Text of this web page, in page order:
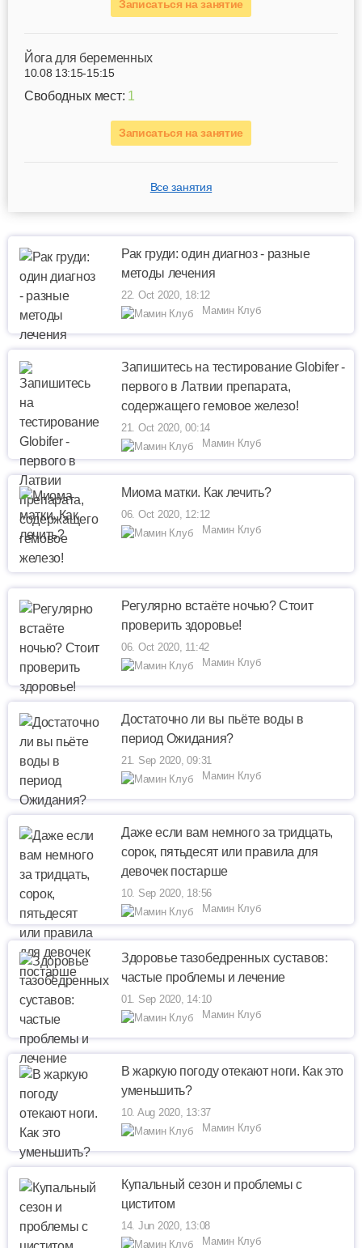
Записаться на занятие
Йога для беременных
10.08 13:15-15:15
Свободных мест: 1
Записаться на занятие
Все занятия
Рак груди: один диагноз - разные
методы лечения
22. Oct 2020, 18:12
Мамин Клуб
Запишитесь на тестирование Globifer -
первого в Латвии препарата,
содержащего гемовое железо!
21. Oct 2020, 00:14
Мамин Клуб
Миома матки. Как лечить?
06. Oct 2020, 12:12
Мамин Клуб
Регулярно встаёте ночью? Стоит
проверить здоровье!
06. Oct 2020, 11:42
Мамин Клуб
Достаточно ли вы пьёте воды в
период Ожидания?
21. Sep 2020, 09:31
Мамин Клуб
Даже если вам немного за тридцать,
сорок, пятьдесят или правила для
девочек постарше
10. Sep 2020, 18:56
Мамин Клуб
Здоровье тазобедренных суставов:
частые проблемы и лечение
01. Sep 2020, 14:10
Мамин Клуб
В жаркую погоду отекают ноги. Как это
уменьшить?
10. Aug 2020, 13:37
Мамин Клуб
Купальный сезон и проблемы с
циститом
14. Jun 2020, 13:08
Мамин Клуб